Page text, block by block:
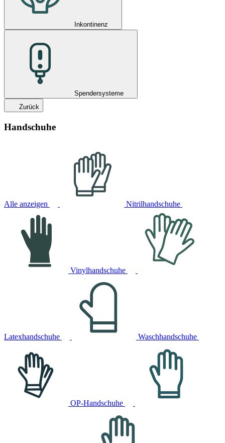
Inkontinenz
Spendersysteme
Zurück
Handschuhe
Alle anzeigen Nitrilhandschuhe
Vinylhandschuhe
Latexhandschuhe Waschhandschuhe
OP-Handschuhe